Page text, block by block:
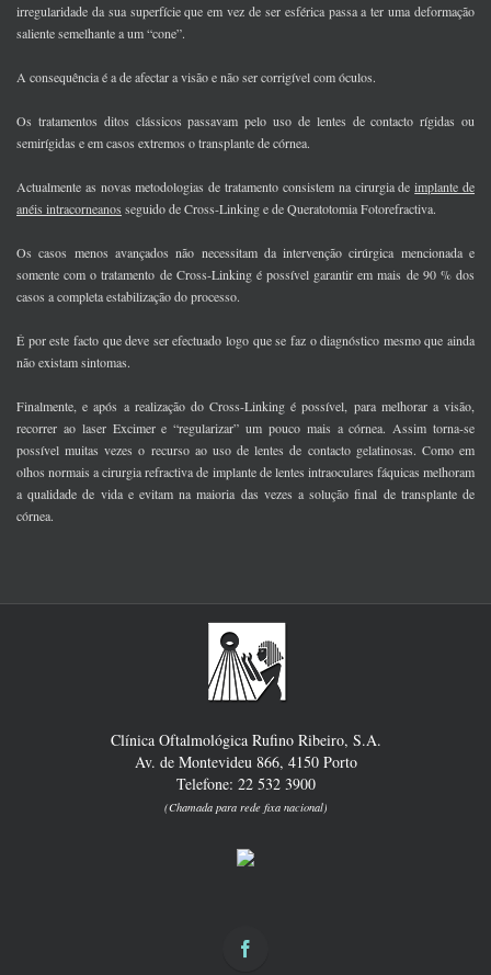
irregularidade da sua superfície que em vez de ser esférica passa a ter uma deformação
saliente semelhante a um “cone”.
A consequência é a de afectar a visão e não ser corrigível com óculos.
Os tratamentos ditos clássicos passavam pelo uso de lentes de contacto rígidas ou
semirígidas e em casos extremos o transplante de córnea.
Actualmente as novas metodologias de tratamento consistem na cirurgia deimplante de
anéis intracorneanos seguido de Cross-Linking e de Queratotomia Fotorefractiva.
Os casos menos avançados não necessitam da intervenção cirúrgica mencionada e
somente com o tratamento de Cross-Linking é possível garantir em mais de 90 % dos
casos a completa estabilização do processo.
É por este facto que deve ser efectuado logo que se faz o diagnóstico mesmo que ainda
não existam sintomas.
Finalmente, e após a realização do Cross-Linking é possível, para melhorar a visão,
recorrer ao laser Excimer e “regularizar” um pouco mais a córnea. Assim torna-se
possível muitas vezes o recurso ao uso de lentes de contacto gelatinosas. Como em
olhos normais a cirurgia refractiva de implante de lentes intraoculares fáquicas melhoram
a qualidade de vida e evitam na maioria das vezes a solução final de transplante de
córnea.
Clínica Oftalmológica Rufino Ribeiro, S.A.
Av. de Montevideu 866, 4150 Porto
Telefone: 22 532 3900
(Chamada para rede fixa nacional)